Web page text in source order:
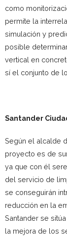
como
permite la
simulación y
posible
vertical en
sí el conjunto de
Santander
Según el alcalde
proyecto es de
ya que con él
del servicio de
se conseguirán
reducción en la
Santander se
la mejora de los